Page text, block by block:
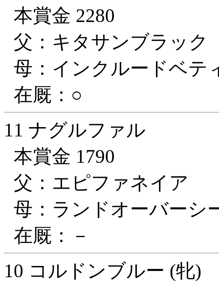
本賞金 2280
父：キタサンブラック
母：インクルードベテ
在厩：○
11 ナグルファル
本賞金 1790
父：エピファネイア
母：ランドオーバーシ
在厩：－
10 コルドンブルー (牝)